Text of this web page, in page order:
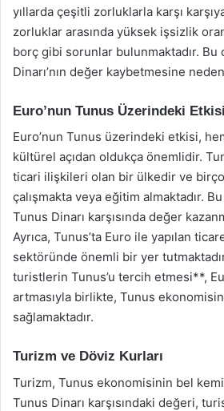
yıllarda çeşitli zorluklarla karşı
zorluklar arasında yüksek işsizlik
borç gibi sorunlar bulunmaktadır. Bu
Dinarı’nın değer kaybetmesine
Euro’nun Tunus Üzerindeki Etkisi
Euro’nun Tunus üzerindeki etkisi,
kültürel açıdan oldukça önemlidir.
ticari ilişkileri olan bir ülkedir ve
çalışmakta veya eğitim almaktadır.
Tunus Dinarı karşısında değer
Ayrıca, Tunus’ta Euro ile yapılan
sektöründe önemli bir yer
turistlerin Tunus’u tercih etmesi**,
artmasıyla birlikte, Tunus
sağlamaktadır.
Turizm ve Döviz Kurları
Turizm, Tunus ekonomisinin bel
Tunus Dinarı karşısındaki değeri,